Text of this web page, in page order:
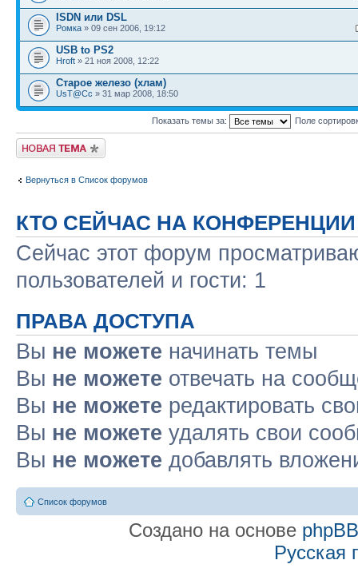
ISDN или DSL
Ромка » 09 сен 2006, 19:12
USB to PS2
Hroft » 21 ноя 2008, 12:22
Старое железо (хлам)
UsT@Cc » 31 мар 2008, 18:50
Показать темы за: Поле
Новая тема
Вернуться в Список форумов
КТО СЕЙЧАС НА КОНФЕРЕНЦИИ
Сейчас этот форум
пользователей и гости: 1
ПРАВА ДОСТУПА
Вы не можете начинать темы
Вы не можете отвечать на
Вы не можете редактировать
Вы не можете удалять свои
Вы не можете добавлять
Список форумов
Создано на основе phpBB
Русская